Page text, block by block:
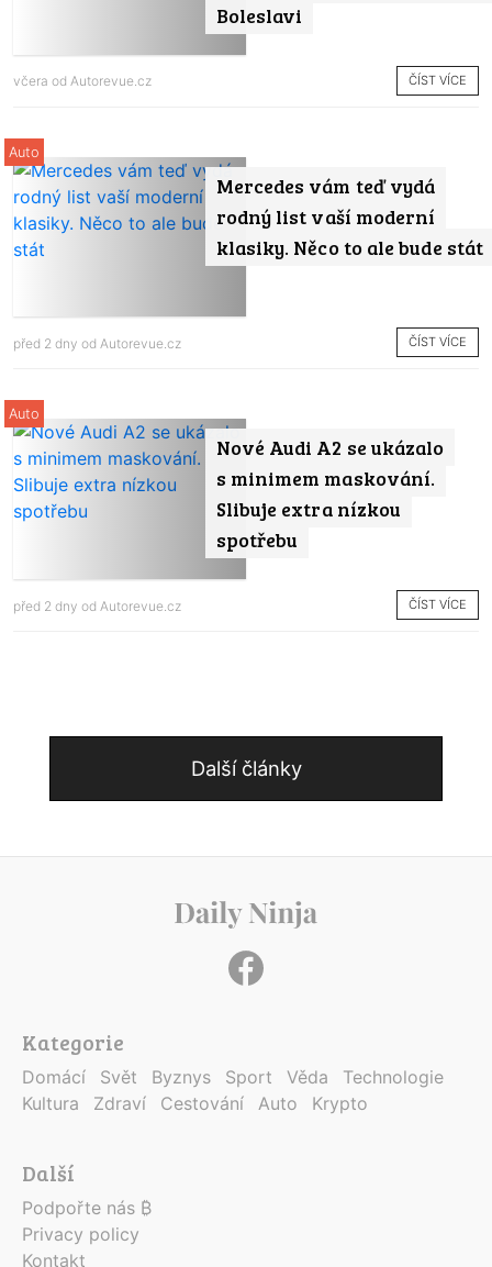
Boleslavi
včera od Autorevue.cz ČÍST VÍCE
Mercedes vám teď vydá
rodný list vaší moderní
klasiky. Něco to ale bude stát
Auto
před 2 dny od Autorevue.cz ČÍST VÍCE
Nové Audi A2 se ukázalo
s minimem maskování.
Slibuje extra nízkou
spotřebu
Auto
před 2 dny od Autorevue.cz ČÍST VÍCE
Další články
Kategorie
Domácí Svět Byznys Sport Věda
Technologie
Kultura
Zdraví Cestování Auto Krypto
Další
Podpořte nás ₿
Privacy policy
Kontakt